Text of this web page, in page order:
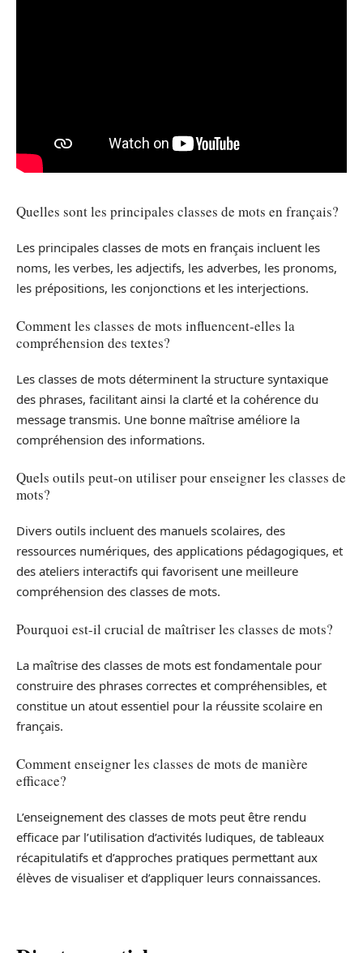
Quelles sont les principales classes de mots en français?
Les principales classes de mots en français incluent les
noms, les verbes, les adjectifs, les adverbes, les pronoms,
les prépositions, les conjonctions et les interjections.
Comment les classes de mots influencent-elles la
compréhension des textes?
Les classes de mots déterminent la structure syntaxique
des phrases, facilitant ainsi la clarté et la cohérence du
message transmis. Une bonne maîtrise améliore la
compréhension des informations.
Quels outils peut-on utiliser pour enseigner les classes de
mots?
Divers outils incluent des manuels scolaires, des
ressources numériques, des applications pédagogiques, et
des ateliers interactifs qui favorisent une meilleure
compréhension des classes de mots.
Pourquoi est-il crucial de maîtriser les classes de mots?
La maîtrise des classes de mots est fondamentale pour
construire des phrases correctes et compréhensibles, et
constitue un atout essentiel pour la réussite scolaire en
français.
Comment enseigner les classes de mots de manière
efficace?
L’enseignement des classes de mots peut être rendu
efficace par l’utilisation d’activités ludiques, de tableaux
récapitulatifs et d’approches pratiques permettant aux
élèves de visualiser et d’appliquer leurs connaissances.